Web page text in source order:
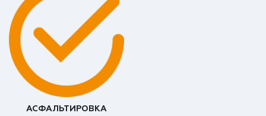
АСФАЛЬТИРОВКА